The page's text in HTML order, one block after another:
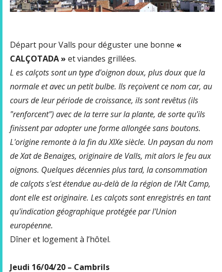
Départ pour Valls pour déguster une bonne «
CALÇOTADA » et viandes grillées.
L es calçots sont un type d'oignon doux, plus doux que la
normale et avec un petit bulbe. Ils reçoivent ce nom car, au
cours de leur période de croissance, ils sont revêtus (ils
"renforcent") avec de la terre sur la plante, de sorte qu'ils
finissent par adopter une forme allongée sans boutons.
L'origine remonte à la fin du XIXe siècle. Un paysan du nom
de Xat de Benaiges, originaire de Valls, mit alors le feu aux
oignons. Quelques décennies plus tard, la consommation
de calçots s'est étendue au-delà de la région de l'Alt Camp,
dont elle est originaire. Les calçots sont enregistrés en tant
qu'indication géographique protégée par l'Union
européenne.
Dîner et logement à l’hôtel.
Jeudi 16/04/20 – Cambrils